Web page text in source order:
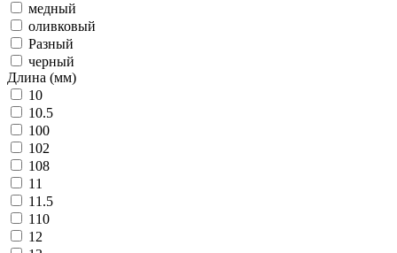
медный
оливковый
Разный
черный
Длина (мм)
10
10.5
100
102
108
11
11.5
110
12